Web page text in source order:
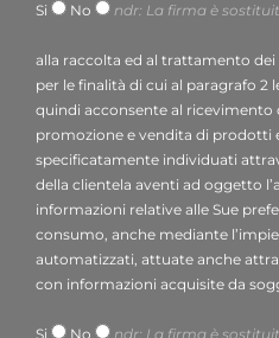
dell’apposito form di
Il Titolare intende trattare i
rispondere al suo
informazioni inoltrate
giuridica: legittimo
dell’articolo 6, paragrafo 1,
utilizzare il Suo indirizzo e-
attività di registrazione alla
Si No ndr: La firma è
alla raccolta ed al trattamento
per le finalità di cui al paragrafo 2
quindi acconsente al ricevimento
promozione e vendita di prodotti
specificatamente individuati
della clientela aventi ad oggetto
informazioni relative alle Sue
consumo, anche mediante
automatizzati, attuate anche
con informazioni acquisite da
Si No ndr: La firma è